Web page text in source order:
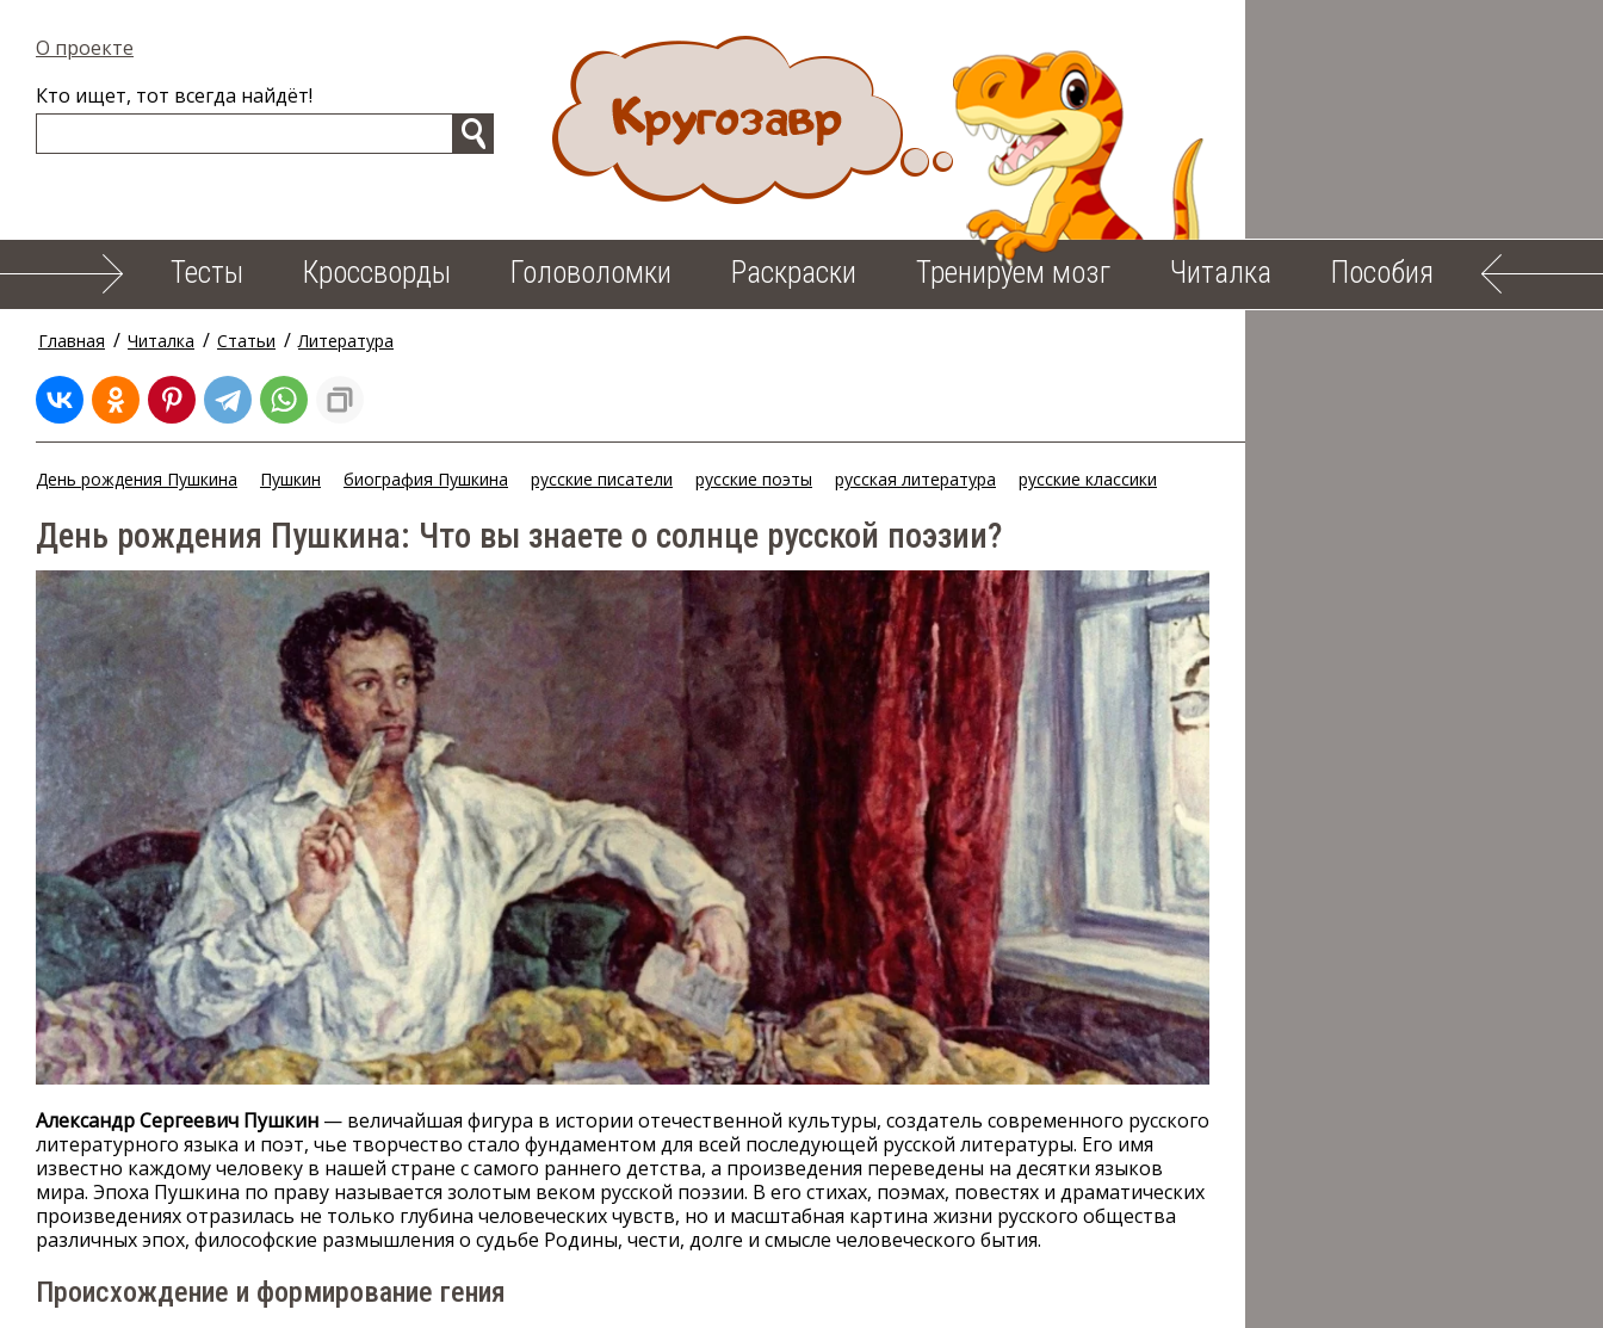
О проекте
Кто ищет, тот всегда найдёт!
Тесты Кроссворды Головоломки Раскраски Тренируем мозг Читалка Пособия
Главная / Читалка / Статьи / Литература
День рождения Пушкина Пушкин биография Пушкина русские писатели русские поэты русская литература русские классики
День рождения Пушкина: Что вы знаете о солнце русской поэзии?
Александр Сергеевич Пушкин — величайшая фигура в истории отечественной культуры, создатель современного русского
литературного языка и поэт, чье творчество стало фундаментом для всей последующей русской литературы. Его имя
известно каждому человеку в нашей стране с самого раннего детства, а произведения переведены на десятки языков
мира. Эпоха Пушкина по праву называется золотым веком русской поэзии. В его стихах, поэмах, повестях и драматических
произведениях отразилась не только глубина человеческих чувств, но и масштабная картина жизни русского общества
различных эпох, философские размышления о судьбе Родины, чести, долге и смысле человеческого бытия.
Происхождение и формирование гения